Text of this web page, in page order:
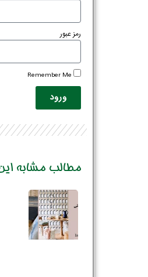
رمز عبور
Remember Me
ورود
مطالب مشابه